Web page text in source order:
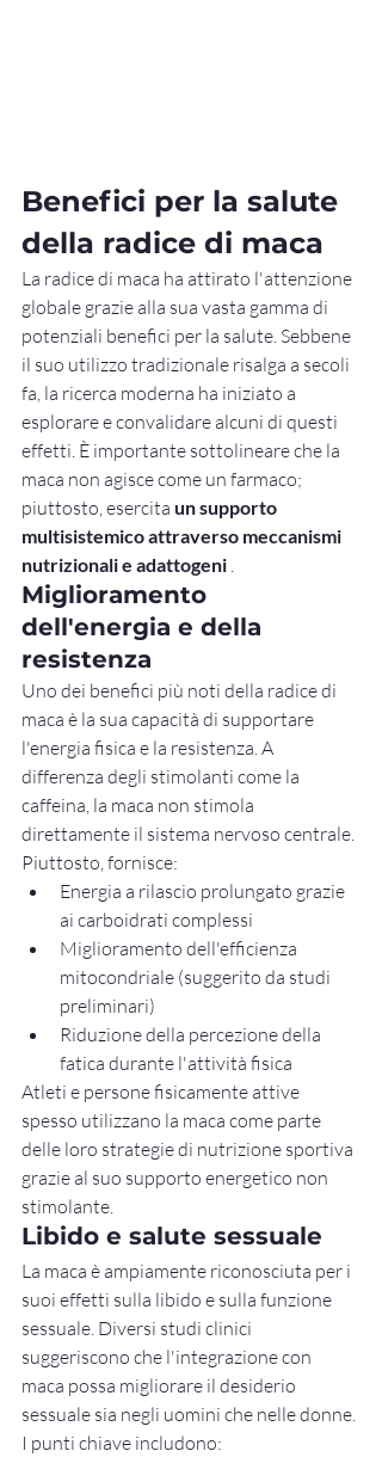
Benefici per la salute
della radice di maca
La radice di maca ha attirato l'attenzione
globale grazie alla sua vasta gamma di
potenziali benefici per la salute. Sebbene
il suo utilizzo tradizionale risalga a secoli
fa, la ricerca moderna ha iniziato a
esplorare e convalidare alcuni di questi
effetti. È importante sottolineare che la
maca non agisce come un farmaco;
piuttosto, esercita un supporto
multisistemico attraverso meccanismi
nutrizionali e adattogeni .
Miglioramento
dell'energia e della
resistenza
Uno dei benefici più noti della radice di
maca è la sua capacità di supportare
l'energia fisica e la resistenza. A
differenza degli stimolanti come la
caffeina, la maca non stimola
direttamente il sistema nervoso centrale.
Piuttosto, fornisce:
Energia a rilascio prolungato grazie
ai carboidrati complessi
Miglioramento dell'efficienza
mitocondriale (suggerito da studi
preliminari)
Riduzione della percezione della
fatica durante l'attività fisica
Atleti e persone fisicamente attive
spesso utilizzano la maca come parte
delle loro strategie di nutrizione sportiva
grazie al suo supporto energetico non
stimolante.
Libido e salute sessuale
La maca è ampiamente riconosciuta per i
suoi effetti sulla libido e sulla funzione
sessuale. Diversi studi clinici
suggeriscono che l'integrazione con
maca possa migliorare il desiderio
sessuale sia negli uomini che nelle donne.
I punti chiave includono: